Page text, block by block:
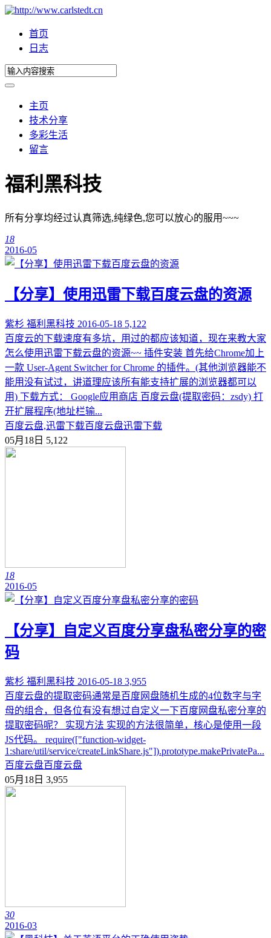
首页
日志
主页
技术分享
多彩生活
留言
福利黑科技
所有分享均经过认真筛选,纯绿色,您可以放心的服用~~~
18
2016-05
【分享】使用迅雷下载百度云盘的资源
紫杉 福利黑科技 2016-05-18 5,122
百度云的下载速度有多坑，用过的都应该知道，现在来教大家
怎么使用迅雷下载云盘的资源~~ 插件安装 首先给Chrome加上
一款 User-Agent Switcher for Chrome 的插件。(其他浏览器能不
能用没有试过，讲道理应该所有能支持扩展的浏览器都可以
用) 下载方式： Google应用商店 百度云盘(提取密码：zsdy) 打
开扩展程序(地址栏输...
百度云盘,迅雷下载百度云盘迅雷下载
05月18日 5,122
18
2016-05
【分享】自定义百度分享盘私密分享的密
码
紫杉 福利黑科技 2016-05-18 3,955
百度云盘的提取密码通常是百度网盘随机生成的4位数字与字
母的组合，但各位有没有想过自定义一下百度网盘私密分享的
提取密码呢？ 实现方法 实现的方法很简单，核心是使用一段
JS代码。 require(["function-widget-
1:share/util/service/createLinkShare.js"]).prototype.makePrivatePa...
百度云盘百度云盘
05月18日 3,955
30
2016-03